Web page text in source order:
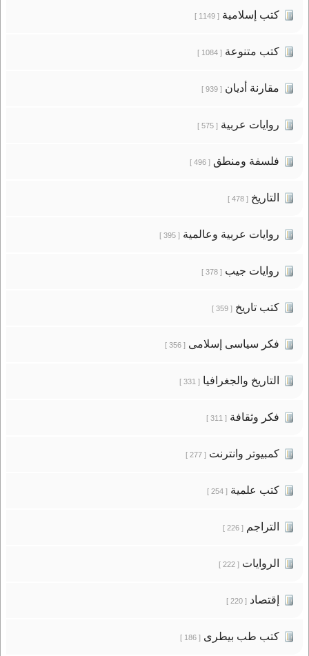
كتب إسلامية[ 1149 ]
كتب متنوعة[ 1084 ]
مقارنة أديان[ 939 ]
روايات عربية[ 575 ]
فلسفة ومنطق[ 496 ]
التاريخ[ 478 ]
روايات عربية وعالمية[ 395 ]
روايات جيب[ 378 ]
كتب تاريخ[ 359 ]
فكر سياسى إسلامى[ 356 ]
التاريخ والجغرافيا[ 331 ]
فكر وثقافة[ 311 ]
كمبيوتر وانترنت[ 277 ]
كتب علمية[ 254 ]
التراجم[ 226 ]
الروايات[ 222 ]
إقتصاد[ 220 ]
كتب طب بيطرى[ 186 ]